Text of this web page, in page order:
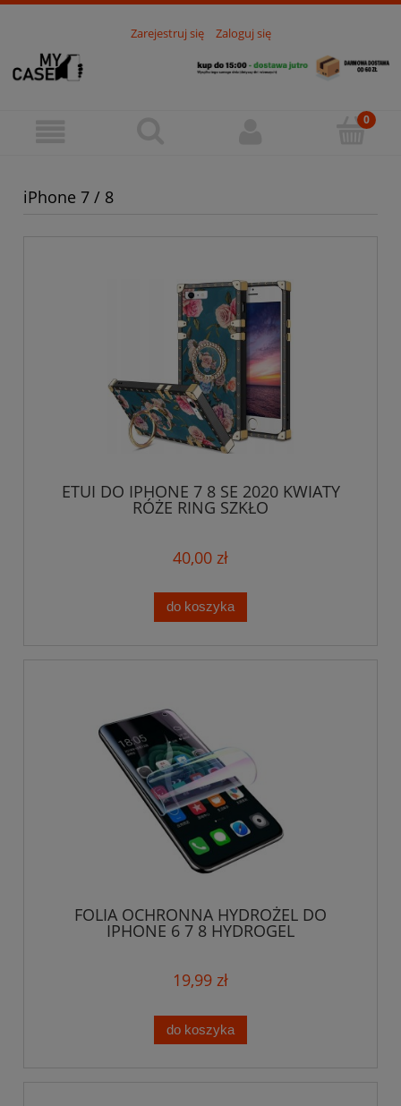
Zarejestruj się Zaloguj się
iPhone 7 / 8
ETUI DO IPHONE 7 8 SE 2020 KWIATY
RÓŻE RING SZKŁO
40,00 zł
do koszyka
FOLIA OCHRONNA HYDROŻEL DO
IPHONE 6 7 8 HYDROGEL
19,99 zł
do koszyka